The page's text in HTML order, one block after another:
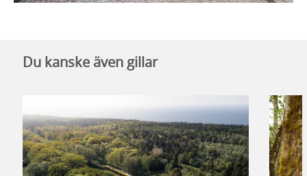
Du kanske även gillar